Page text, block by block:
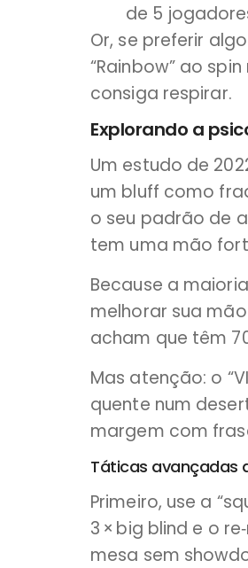
de 5
Or, se preferir
“Rainbow” ao
consiga respirar.
Explorando a
Um estudo de
um bluff como
o seu padrão de
tem uma mão
Because a
melhorar sua
acham que têm
Mas atenção: o
quente num
margem com
Táticas avançadas
Primeiro, use a
3 × big blind e o
mesa sem